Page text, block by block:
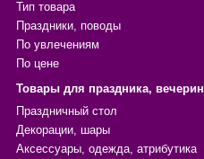
Тип товара
Праздники, поводы
По увлечениям
По цене
Товары для праздника,
Праздничный стол
Декорации, шары
Аксессуары, одежда, атрибутика